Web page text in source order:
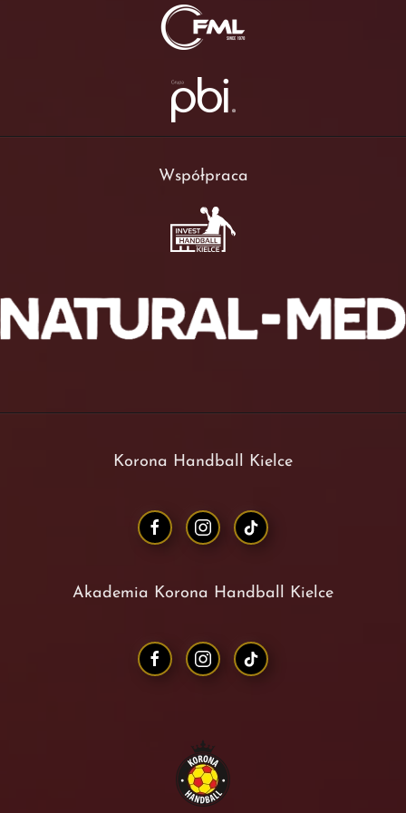
Współpraca
Korona Handball Kielce
Akademia Korona Handball Kielce